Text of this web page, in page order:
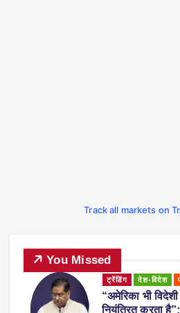
Track all markets on
You Missed
ट्रेंडिंग देश-विदेश
महाराष्ट्र में
का प्रतिबंध,